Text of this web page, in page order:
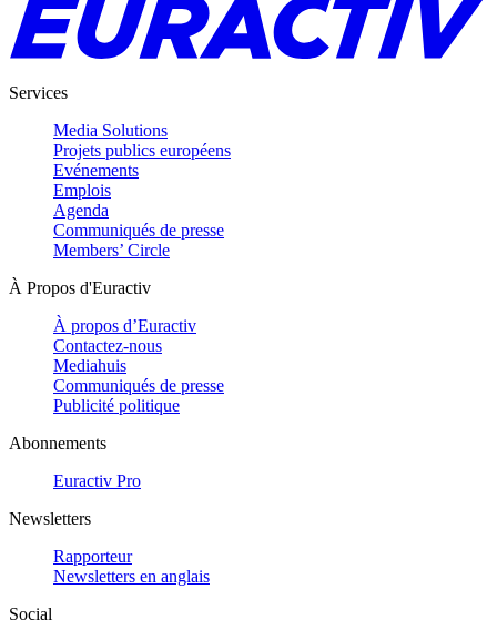
Services
Media Solutions
Projets publics européens
Evénements
Emplois
Agenda
Communiqués de presse
Members’ Circle
À Propos d'Euractiv
À propos d’Euractiv
Contactez-nous
Mediahuis
Communiqués de presse
Publicité politique
Abonnements
Euractiv Pro
Newsletters
Rapporteur
Newsletters en anglais
Social